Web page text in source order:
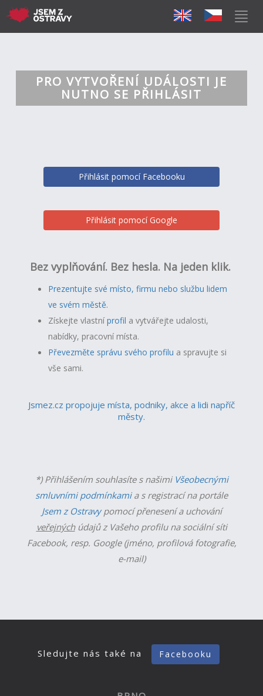
PRO VYTVOŘENÍ UDÁLOSTI JE
NUTNO SE PŘIHLÁSIT
Přihlásit pomocí Facebooku
Přihlásit pomocí Google
Bez vyplňování. Bez hesla. Na jeden klik.
Prezentujte své místo, firmu nebo službu lidem
ve svém městě.
Získejte vlastníprofil a vytvářejte udalosti,
nabídky, pracovní místa.
Převezměte správu svého profilu a spravujte si
vše sami.
Jsmez.cz propojuje místa, podniky, akce a lidi napříč
městy.
*) Přihlášením souhlasíte s našimi Všeobecnými
smluvními podmínkamia s registrací na portále
Jsem z Ostravypomocí přenesení a uchování
veřejnýchúdajů z Vašeho profilu na sociální síti
Facebook, resp. Google (jméno, profilová fotografie,
e-mail)
Sledujte nás také na Facebooku